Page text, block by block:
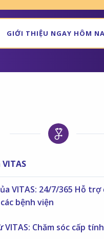
GIỚI THIỆU NGAY HÔM
VITAS: 24/7/365 Hỗ trợ
bệnh viện
VITAS: Chăm sóc cấp